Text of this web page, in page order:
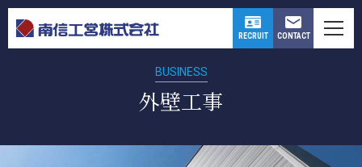
RECRUIT CONTACT
BUSINESS
外壁工事